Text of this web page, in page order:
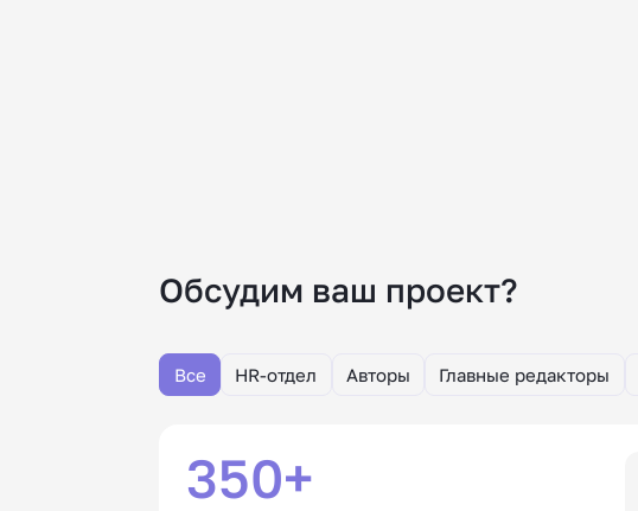
Обсудим ваш проект?
Все HR-отдел Авторы Главные редакторы
350+